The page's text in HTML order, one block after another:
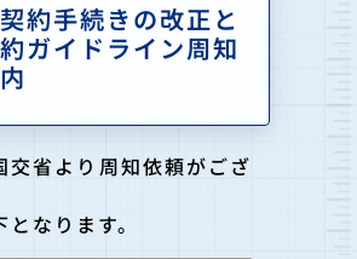
約手続きの改正と
ガイドライン周知
交省より周知依頼がござ
なります。